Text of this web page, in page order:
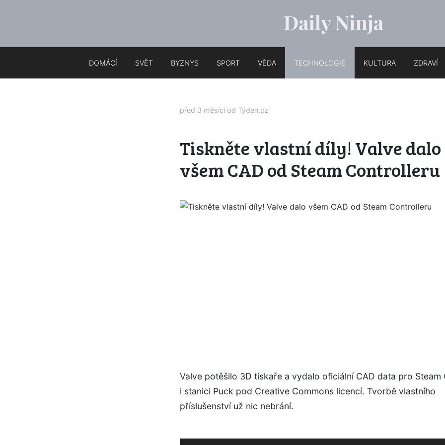
DOMÁCÍ SVĚT BYZNYS SPORT VĚDA TECHNOLOGIE KULTURA ZDRAVÍ
před 3 měsíci od Týden.cz
Tiskněte vlastní díly! Valve dalo
všem CAD od Steam Controlleru
Valve potěšilo 3D tiskaře a vydalo oficiální CAD data pro Steam
i stanici Puck pod Creative Commons licencí. Tvorbě vlastního
příslušenství už nic nebrání.